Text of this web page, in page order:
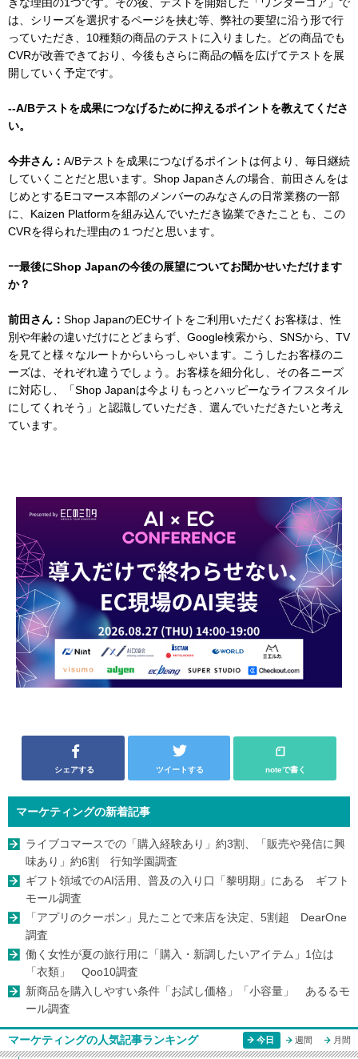
きな理由の1つです。その後、テストを開始した「ワンダーコア」で
は、シリーズを選択するページを挟む等、弊社の要望に沿う形で行
っていただき、10種類の商品のテストに入りました。どの商品でも
CVRが改善できており、今後もさらに商品の幅を広げてテストを展
開していく予定です。
--A/Bテストを成果につなげるために抑えるポイントを教えてくださ
い。
今井さん： A/Bテストを成果につなげるポイントは何より、毎日継続
していくことだと思います。Shop Japanさんの場合、前田さんをは
じめとするEコマース本部のメンバーのみなさんの日常業務の一部
に、Kaizen Platformを組み込んでいただき協業できたことも、この
CVRを得られた理由の１つだと思います。
ｰｰ最後にShop Japanの今後の展望についてお聞かせいただけます
か？
前田さん： Shop JapanのECサイトをご利用いただくお客様は、性
別や年齢の違いだけにとどまらず、Google検索から、SNSから、TV
を見てと様々なルートからいらっしゃいます。こうしたお客様のニ
ーズは、それぞれ違うでしょう。お客様を細分化し、その各ニーズ
に対応し、「Shop Japanは今よりもっとハッピーなライフスタイル
にしてくれそう」と認識していただき、選んでいただきたいと考え
ています。
シェアする ツイートする noteで書く
マーケティングの新着記事
ライブコマースでの「購入経験あり」約3割、「販売や発信に興
味あり」約6割 行知学園調査
ギフト領域でのAI活用、普及の入り口「黎明期」にある ギフト
モール調査
「アプリのクーポン」見たことで来店を決定、5割超 DearOne
調査
働く女性が夏の旅行用に「購入・新調したいアイテム」1位は
「衣類」 Qoo10調査
新商品を購入しやすい条件「お試し価格」「小容量」 あるるモ
ール調査
マーケティングの人気記事ランキング 今日 週間 月間